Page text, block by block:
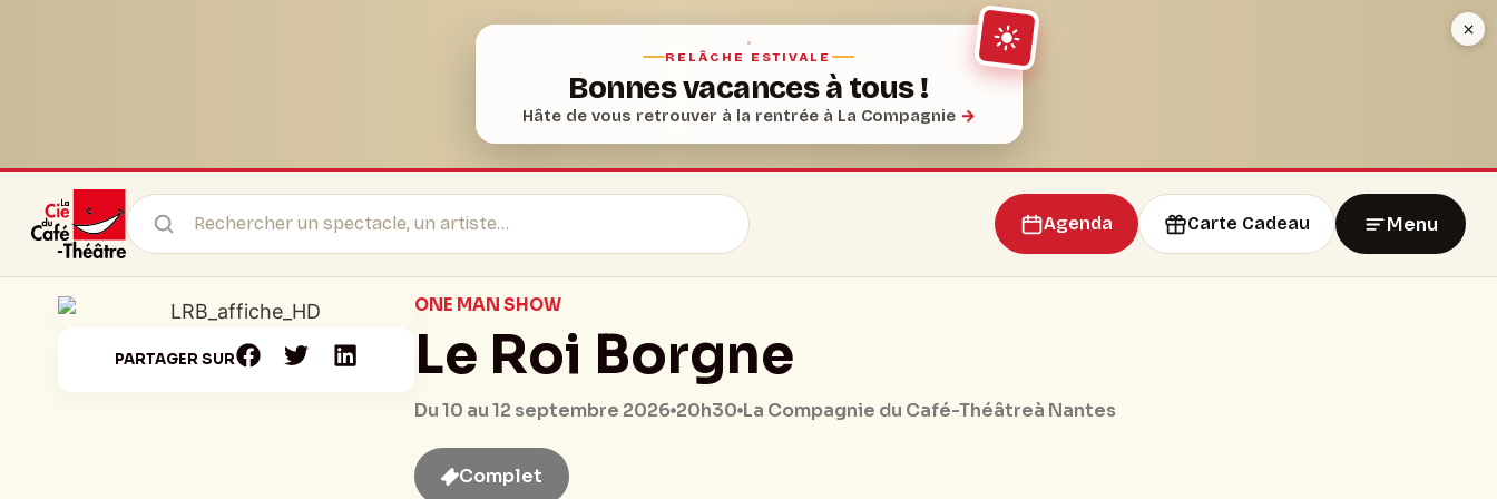
RELÂCHE ESTIVALE
Bonnes vacances à tous !
Hâte de vous retrouver à la rentrée à La Compagnie →
Agenda Carte Cadeau Menu
PARTAGER SUR
ONE MAN SHOW
Le Roi Borgne
Du 10 au 12 septembre 2026 20h30 La Compagnie du Café-Théâtreà Nantes
Complet